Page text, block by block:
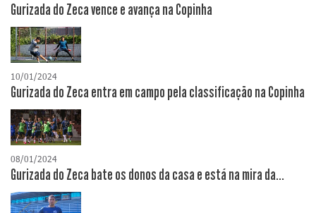
Gurizada do Zeca vence e avança na Copinha
10/01/2024
Gurizada do Zeca entra em campo pela classificação na Copinha
08/01/2024
Gurizada do Zeca bate os donos da casa e está na mira da...